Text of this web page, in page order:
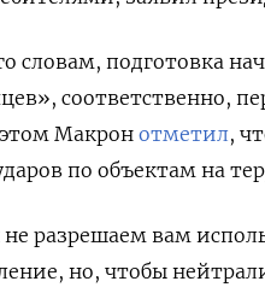
словам, подготовка
соответственно,
Макрон отметил,
по объектам на
разрешаем вам
но, чтобы